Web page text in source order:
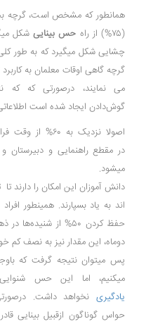
همانطور که مشخص است، گرچه
(۷۵%) از راه
حس بينايىشکل میگیرد
می نمایند، درصورتی که که
گوش‌دادن ایجاد شده است
در مقطع راهنمایی و دبیرستان
میشود.
دانش آموزان این امکان را دارند
اند به‌ یاد بسپارند. همینطور
حفظ‌ کردن ۵۰% از
دوماه، اين مقدار نیز به نصف کم
پس میتوان نتیجه گرفت که
میکنیم، اما این حس
یادگیری نخواهد داشت.
حواس گوناگون ازقبیل بينايى